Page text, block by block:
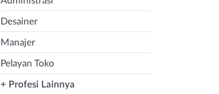
Desainer
Manajer
Pelayan Toko
+ Profesi Lainnya